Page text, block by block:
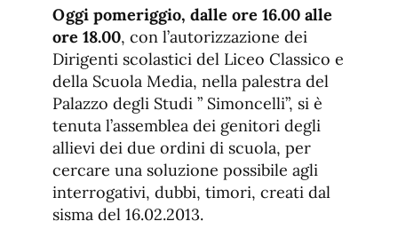
fuente.
Oggi pomeriggio, dalle ore 16.00 alle
ore 18.00, con l’autorizzazione dei
Dirigenti scolastici del Liceo Classico e
della Scuola Media, nella palestra del
Palazzo degli Studi ” Simoncelli”, si è
tenuta l’assemblea dei genitori degli
allievi dei due ordini di scuola, per
cercare una soluzione possibile agli
interrogativi, dubbi, timori, creati dal
sisma del 16.02.2013.